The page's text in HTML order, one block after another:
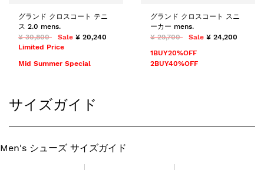
グランド クロスコート テニ
ス 2.0 mens.
¥ 30,800
Sale ¥ 20,240
Limited Price
Mid Summer Special
グランド クロスコート スニ
ーカー mens.
¥ 29,700
Sale ¥ 24,200
1BUY20%OFF
2BUY40%OFF
サイズガイド
Men's シューズ サイズガイド